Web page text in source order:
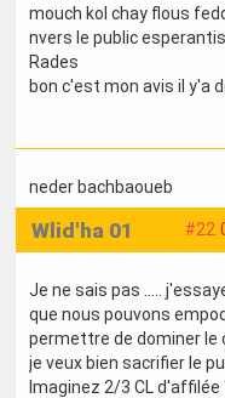
mouch kol chay flous
nvers le public
Rades
bon c'est mon avis il y'a
neder bachbaoueb
#22
Wlid'ha 01
Je ne sais pas .....
que nous pouvons
permettre de dominer le
je veux bien sacrifier le
Imaginez 2/3 CL